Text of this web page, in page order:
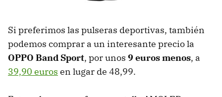
Si preferimos las pulseras deportivas, también
podemos comprar a un interesante precio la
OPPO Band Sport, por unos 9 euros menos, a
39,90 euros en lugar de 48,99.